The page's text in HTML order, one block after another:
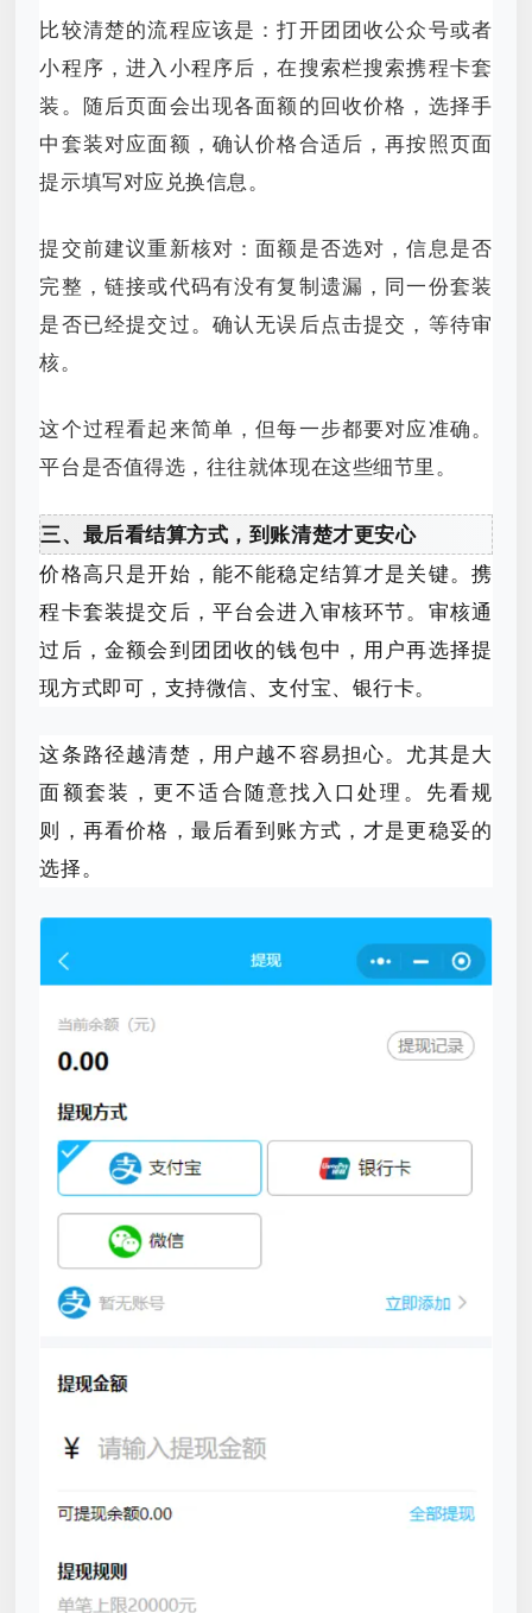
比较清楚的流程应该是：打开团团收公众号或者
小程序，进入小程序后，在搜索栏搜索携程卡套
装。随后页面会出现各面额的回收价格，选择手
中套装对应面额，确认价格合适后，再按照页面
提示填写对应兑换信息。
提交前建议重新核对：面额是否选对，信息是否
完整，链接或代码有没有复制遗漏，同一份套装
是否已经提交过。确认无误后点击提交，等待审
核。
这个过程看起来简单，但每一步都要对应准确。
平台是否值得选，往往就体现在这些细节里。
三、最后看结算方式，到账清楚才更安心
价格高只是开始，能不能稳定结算才是关键。携
程卡套装提交后，平台会进入审核环节。审核通
过后，金额会到团团收的钱包中，用户再选择提
现方式即可，支持微信、支付宝、银行卡。
这条路径越清楚，用户越不容易担心。尤其是大
面额套装，更不适合随意找入口处理。先看规
则，再看价格，最后看到账方式，才是更稳妥的
选择。